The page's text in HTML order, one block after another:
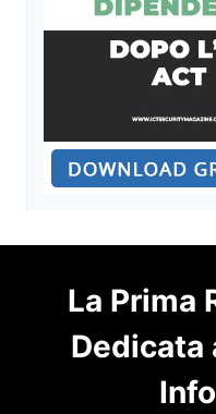
La Prima
Dedicata